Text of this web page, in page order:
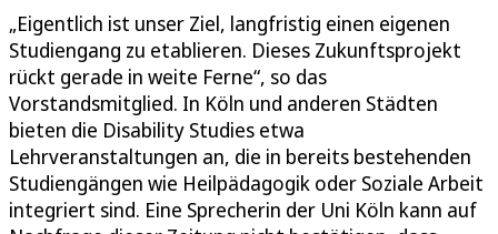
„Eigentlich ist unser Ziel, langfristig einen eigenen
Studiengang zu etablieren. Dieses Zukunftsprojekt
rückt gerade in weite Ferne“, so das
Vorstandsmitglied. In Köln und anderen Städten
bieten die Disability Studies etwa
Lehrveranstaltungen an, die in bereits bestehenden
Studiengängen wie Heilpädagogik oder Soziale Arbeit
integriert sind. Eine Sprecherin der Uni Köln kann auf